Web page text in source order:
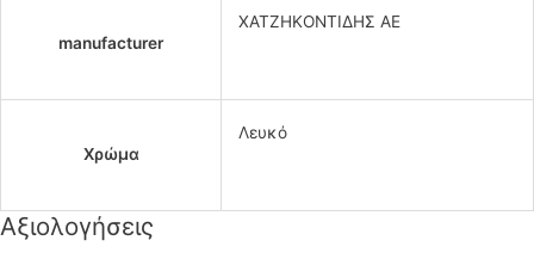
manufacturer
ΧΑΤΖΗΚΟΝΤΙΔΗΣ ΑΕ
Χρώμα
Λευκό
Αξιολογήσεις